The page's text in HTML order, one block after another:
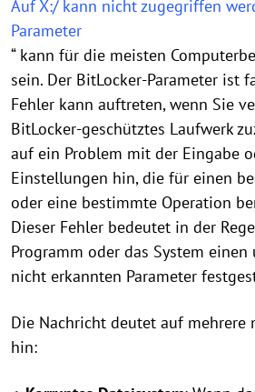
Auf X:/ kann nicht zugegriffen
Parameter
“ kann für die meisten
sein. Der BitLocker-Parameter ist
Fehler kann auftreten, wenn Sie
BitLocker-geschütztes Laufwerk
auf ein Problem mit der Eingabe
Einstellungen hin, die für einen
oder eine bestimmte Operation
Dieser Fehler bedeutet in der
Programm oder das System
nicht erkannten Parameter
Die Nachricht deutet auf mehrere
hin: